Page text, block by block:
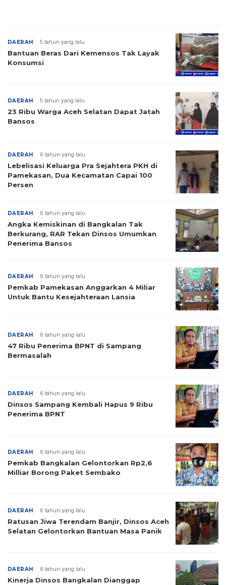
DAERAH 5 tahun yang lalu
Bantuan Beras Dari Kemensos Tak Layak
Konsumsi
DAERAH 5 tahun yang lalu
23 Ribu Warga Aceh Selatan Dapat Jatah
Bansos
DAERAH 6 tahun yang lalu
Lebelisasi Keluarga Pra Sejahtera PKH di
Pamekasan, Dua Kecamatan Capai 100
Persen
DAERAH 6 tahun yang lalu
Angka Kemiskinan di Bangkalan Tak
Berkurang, RAR Tekan Dinsos Umumkan
Penerima Bansos
DAERAH 6 tahun yang lalu
Pemkab Pamekasan Anggarkan 4 Miliar
Untuk Bantu Kesejahteraan Lansia
DAERAH 6 tahun yang lalu
47 Ribu Penerima BPNT di Sampang
Bermasalah
DAERAH 6 tahun yang lalu
Dinsos Sampang Kembali Hapus 9 Ribu
Penerima BPNT
DAERAH 6 tahun yang lalu
Pemkab Bangkalan Gelontorkan Rp2,6
Milliar Borong Paket Sembako
DAERAH 6 tahun yang lalu
Ratusan Jiwa Terendam Banjir, Dinsos Aceh
Selatan Gelontorkan Bantuan Masa Panik
DAERAH 6 tahun yang lalu
Kinerja Dinsos Bangkalan Dianggap